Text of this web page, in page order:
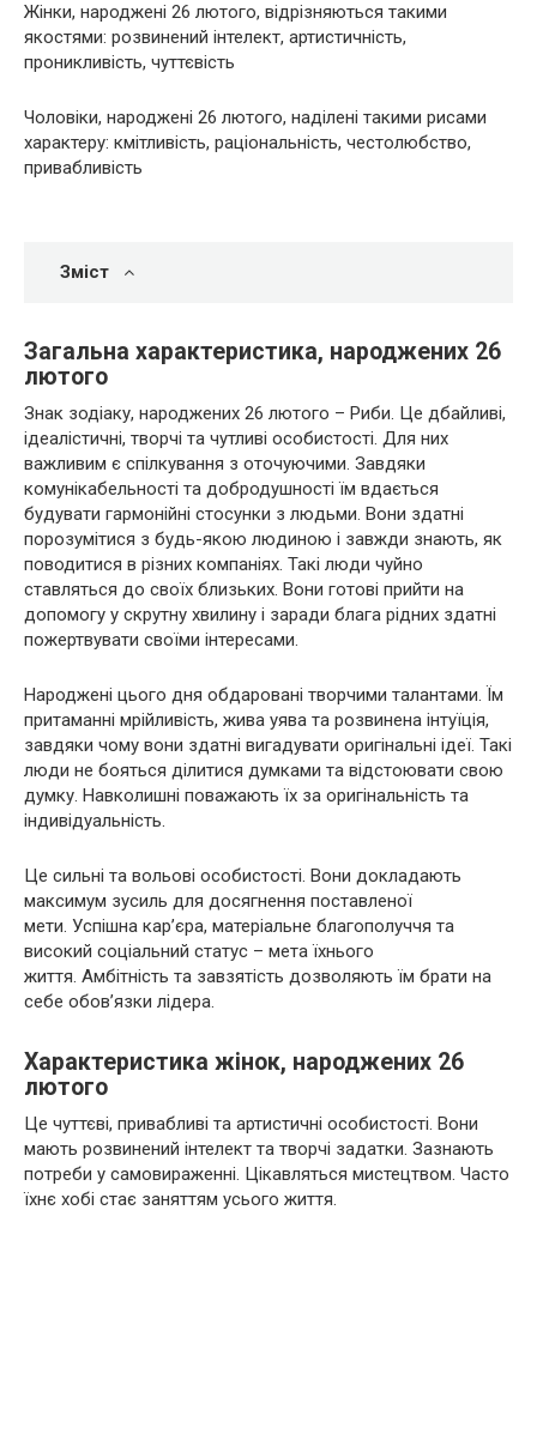
Жінки, народжені 26 лютого, відрізняються такими
якостями: розвинений інтелект, артистичність,
проникливість, чуттєвість
Чоловіки, народжені 26 лютого, наділені такими рисами
характеру: кмітливість, раціональність, честолюбство,
привабливість
Зміст
Загальна характеристика, народжених 26
лютого
Знак зодіаку, народжених 26 лютого – Риби. Це дбайливі,
ідеалістичні, творчі та чутливі особистості. Для них
важливим є спілкування з оточуючими. Завдяки
комунікабельності та добродушності їм вдається
будувати гармонійні стосунки з людьми. Вони здатні
порозумітися з будь-якою людиною і завжди знають, як
поводитися в різних компаніях. Такі люди чуйно
ставляться до своїх близьких. Вони готові прийти на
допомогу у скрутну хвилину і заради блага рідних здатні
пожертвувати своїми інтересами.
Народжені цього дня обдаровані творчими талантами. Їм
притаманні мрійливість, жива уява та розвинена інтуїція,
завдяки чому вони здатні вигадувати оригінальні ідеї. Такі
люди не бояться ділитися думками та відстоювати свою
думку. Навколишні поважають їх за оригінальність та
індивідуальність.
Це сильні та вольові особистості. Вони докладають
максимум зусиль для досягнення поставленої
мети. Успішна кар’єра, матеріальне благополуччя та
високий соціальний статус – мета їхнього
життя. Амбітність та завзятість дозволяють їм брати на
себе обов’язки лідера.
Характеристика жінок, народжених 26
лютого
Це чуттєві, привабливі та артистичні особистості. Вони
мають розвинений інтелект та творчі задатки. Зазнають
потреби у самовираженні. Цікавляться мистецтвом. Часто
їхнє хобі стає заняттям усього життя.